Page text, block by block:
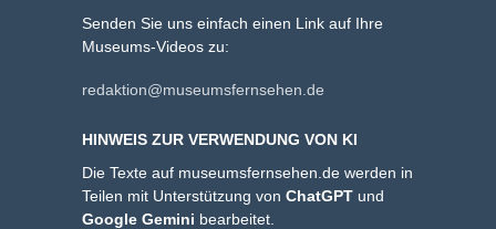
Senden Sie uns einfach einen Link auf Ihre
Museums-Videos zu:
redaktion@museumsfernsehen.de
HINWEIS ZUR VERWENDUNG VON KI
Die Texte auf museumsfernsehen.de werden in
Teilen mit Unterstützung von ChatGPT und
Google Gemini bearbeitet.